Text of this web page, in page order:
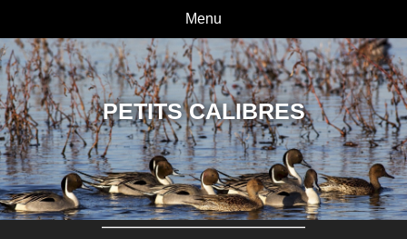
Menu
PETITS CALIBRES